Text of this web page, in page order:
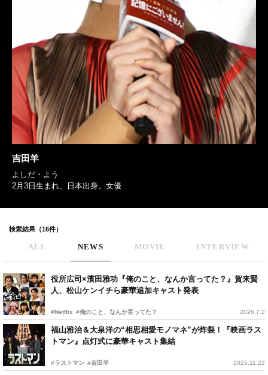
吉田羊
よしだ・よう
2月3日生まれ、日本出身。女優
検索結果（16件）
ALL NEWS MOVIE INTERVIEW
役所広司×濱田雅功『俺のこと、なんか言ってた？』賀来賢
人、松山ケンイチら豪華追加キャスト発表
#Netflix #俺のこと、なんか言ってた？ 2026.7.2
福山雅治＆大泉洋の“相思相愛モノマネ”が炸裂！『映画ラス
トマン』点灯式に豪華キャスト集結
#ラストマン #吉田羊 2025.11.22